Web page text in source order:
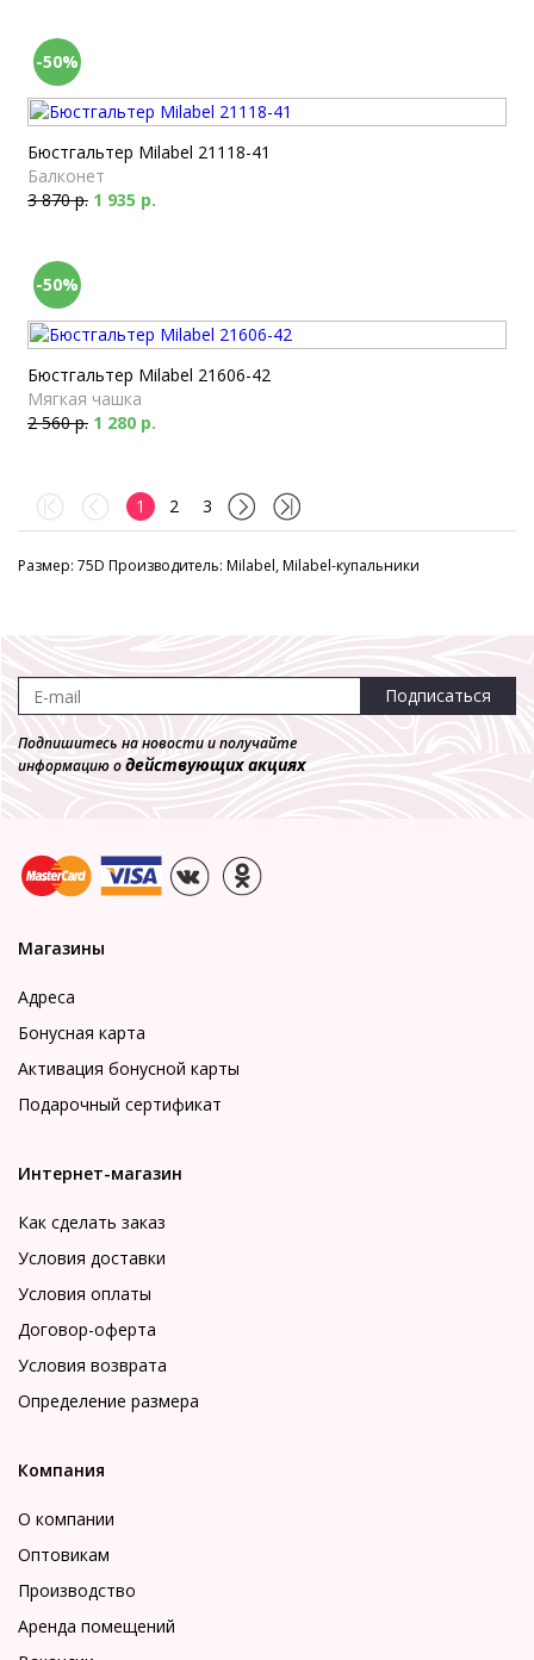
-50%
Бюстгальтер Milabel 21118-41
Балконет
3 870 р. 1 935 р.
-50%
Бюстгальтер Milabel 21606-42
Мягкая чашка
2 560 р. 1 280 р.
1 2 3
Размер: 75D Производитель: Milabel, Milabel-купальники
Подписаться
Подпишитесь на новости и получайте
информацию одействующих акциях
Магазины
Адреса
Бонусная карта
Активация бонусной карты
Подарочный сертификат
Интернет-магазин
Как сделать заказ
Условия доставки
Условия оплаты
Договор-оферта
Условия возврата
Определение размера
Компания
О компании
Оптовикам
Производство
Аренда помещений